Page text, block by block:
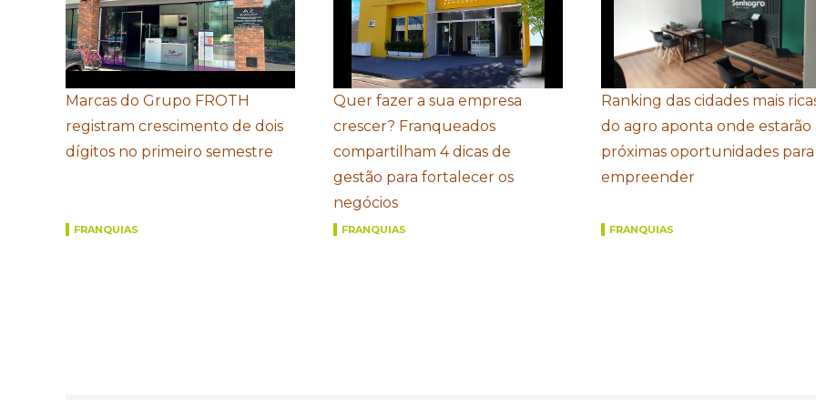
Marcas do Grupo FROTH
registram crescimento de dois
dígitos no primeiro semestre
FRANQUIAS
Quer fazer a sua empresa
crescer? Franqueados
compartilham 4 dicas de
gestão para fortalecer os
negócios
FRANQUIAS
Ranking das cidades mais
do agro aponta onde estarão
próximas oportunidades para
empreender
FRANQUIAS